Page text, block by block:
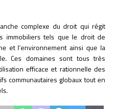
complexe du droit qui régit
immobiliers tels que le droit de
et l’environnement ainsi que la
Ces domaines sont tous très
efficace et rationnelle des
communautaires globaux tout en